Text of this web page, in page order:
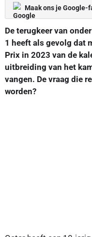
Maak ons je Google-
De terugkeer van
1 heeft als gevolg dat
Prix in 2023 van de
uitbreiding van het
vangen. De vraag die
worden?